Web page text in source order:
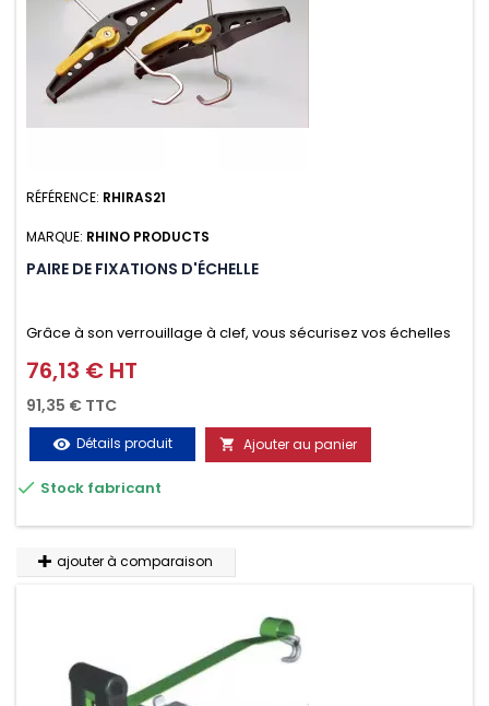
RÉFÉRENCE: RHIRAS21
MARQUE: RHINO PRODUCTS
PAIRE DE FIXATIONS D'ÉCHELLE
Grâce à son verrouillage à clef, vous sécurisez vos échelles
d'un seul geste aussi bien contre le vol que pendant le
transport. Référence vendue par paire.
Prix
76,13 € HT
91,35 € TTC
visibility Détails produit  Ajouter au panier
 Stock fabricant
ajouter à comparaison